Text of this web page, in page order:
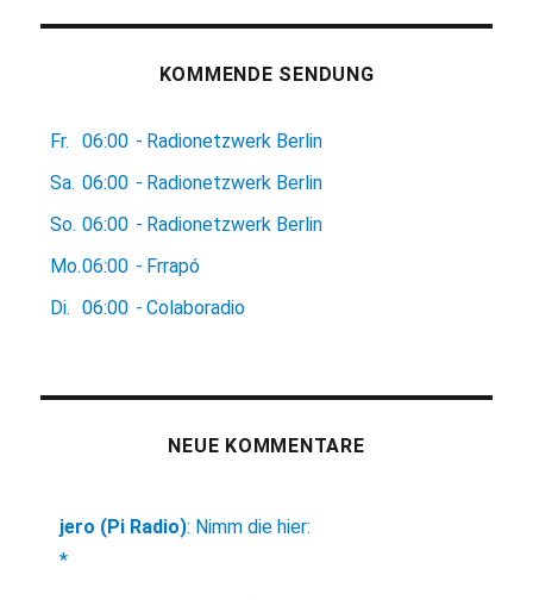
KOMMENDE SENDUNG
Fr. 06:00 - Radionetzwerk Berlin
Sa. 06:00 - Radionetzwerk Berlin
So. 06:00 - Radionetzwerk Berlin
Mo.06:00 - Frrapó
Di.
06:00 - Colaboradio
NEUE KOMMENTARE
jero (Pi Radio): Nimm die hier:
*